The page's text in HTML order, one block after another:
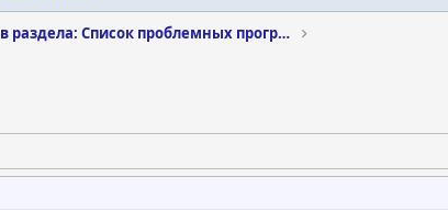
Архив раздела: Список проблемных программ